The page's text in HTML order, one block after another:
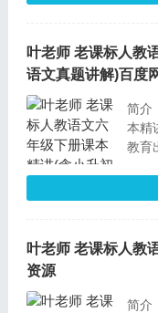
出答
叶老师 老课标人教
语文真题讲解)百度
简介
本精
教育
下
读专
叶老师 老课标人教
资源
简介